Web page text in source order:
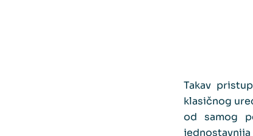
Takav
klasičnog
od samog